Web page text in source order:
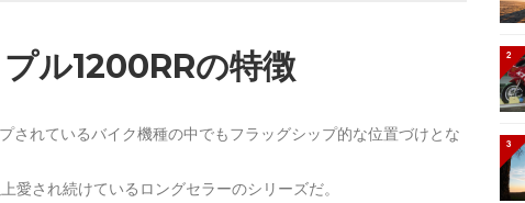
ル1200RRの特徴
されているバイク機種の中でもフラッグシップ的な位置づけとな
され続けているロングセラーのシリーズだ。